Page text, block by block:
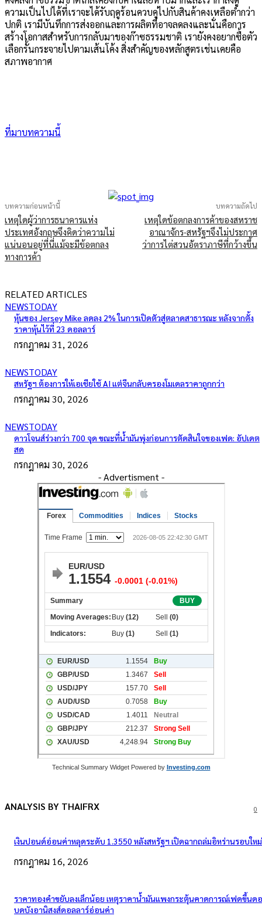
ความเป็นไปได้ที่เราจะได้รับฤดูร้อนควบคู่ไปกับสินค้าคงเหลือต่ำกว่า
ปกติ เรามีบันทึกการส่งออกและการผลิตที่อาจลดลงและนั่นคือการ
สร้างโอกาสสำหรับการกลับมาของก๊าซธรรมชาติ เรายังคงอยากซื้อตัว
เลือกรั้นกระจายไปตามเส้นโค้ง สิ่งสำคัญของหลักสูตรเช่นเคยคือ
สภาพอากาศ
ที่มาบทความนี้
บทความก่อนหน้านี้
เหตุใดผู้ว่าการธนาคารแห่ง
ประเทศอังกฤษจึงคิดว่าความไม่
แน่นอนอยู่ที่นี่แม้จะมีข้อตกลง
ทางการค้า
บทความถัดไป
เหตุใดข้อตกลงการค้าของสหราช
อาณาจักร-สหรัฐฯจึงไม่ประกาศ
ว่าการไต่สวนอัตราภาษีที่กว้างขึ้น
RELATED ARTICLES
NEWSTODAY
หุ้นของ Jersey Mike ลดลง 2% ในการเปิดตัวสู่ตลาดสาธารณะ หลังจากตั้ง
ราคาหุ้นไว้ที่ 23 ดอลลาร์
กรกฎาคม 31, 2026
NEWSTODAY
สหรัฐฯ ต้องการให้เอเชียใช้ AI แต่จีนกลับครองโมเดลราคาถูกกว่า
กรกฎาคม 30, 2026
NEWSTODAY
ดาวโจนส์ร่วงกว่า 700 จุด ขณะที่น้ำมันพุ่งก่อนการตัดสินใจของเฟด: อัปเดต
สด
กรกฎาคม 30, 2026
- Advertisment -
Technical Summary Widget Powered by Investing.com
0
ANALYSIS BY THAIFRX
เงินปอนด์อ่อนค่าหลุดระดับ 1.3550 หลังสหรัฐฯ เปิดฉากถล่มอิหร่านรอบใหม่
กรกฎาคม 16, 2026
ราคาทองคำขยับลงเล็กน้อย เหตุราคาน้ำมันแพงกระตุ้นคาดการณ์เฟดขึ้นด
บดบังอานิสงส์ดอลลาร์อ่อนค่า